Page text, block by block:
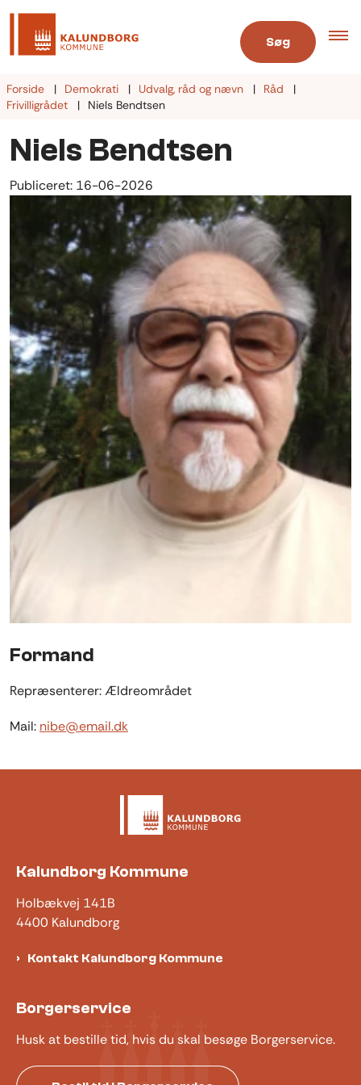
Søg
Forside Demokrati Udvalg, råd og nævn
Råd
Frivilligrådet
Niels Bendtsen
Niels Bendtsen
Publiceret: 16-06-2026
Formand
Repræsenterer: Ældreområdet
Mail: nibe@email.dk
Kalundborg Kommune
Holbækvej 141B
4400 Kalundborg
Kontakt Kalundborg Kommune
Borgerservice
Husk at bestille tid, hvis du skal besøge Borgerservice.